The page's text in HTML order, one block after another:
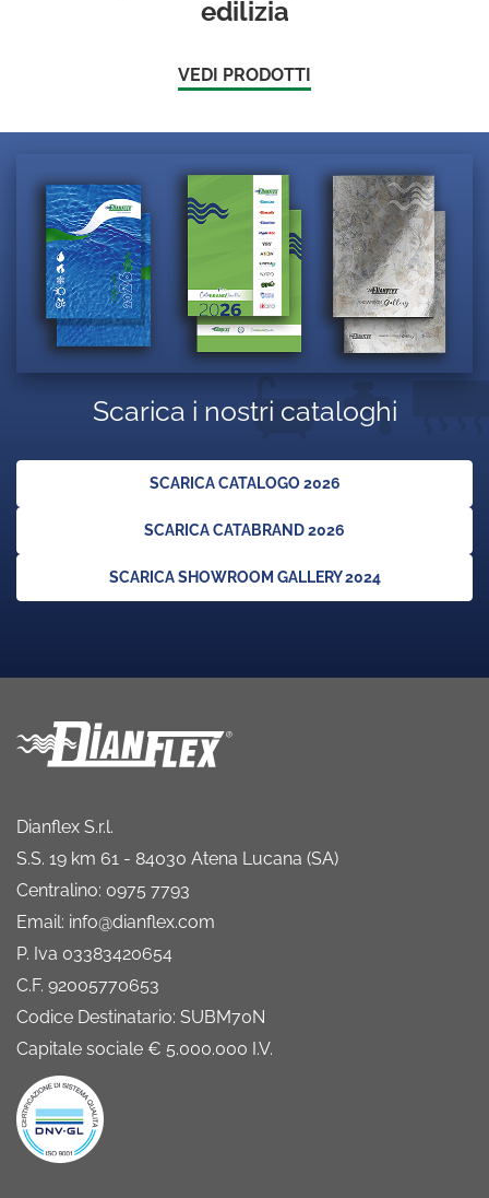
edilizia
VEDI PRODOTTI
Scarica i nostri cataloghi
SCARICA CATALOGO 2026
SCARICA CATABRAND 2026
SCARICA SHOWROOM GALLERY 2024
Dianflex S.r.l.
S.S. 19 km 61 - 84030 Atena Lucana (SA)
Centralino: 0975 7793
Email: info@dianflex.com
P. Iva 03383420654
C.F. 92005770653
Codice Destinatario: SUBM70N
Capitale sociale € 5.000.000 I.V.